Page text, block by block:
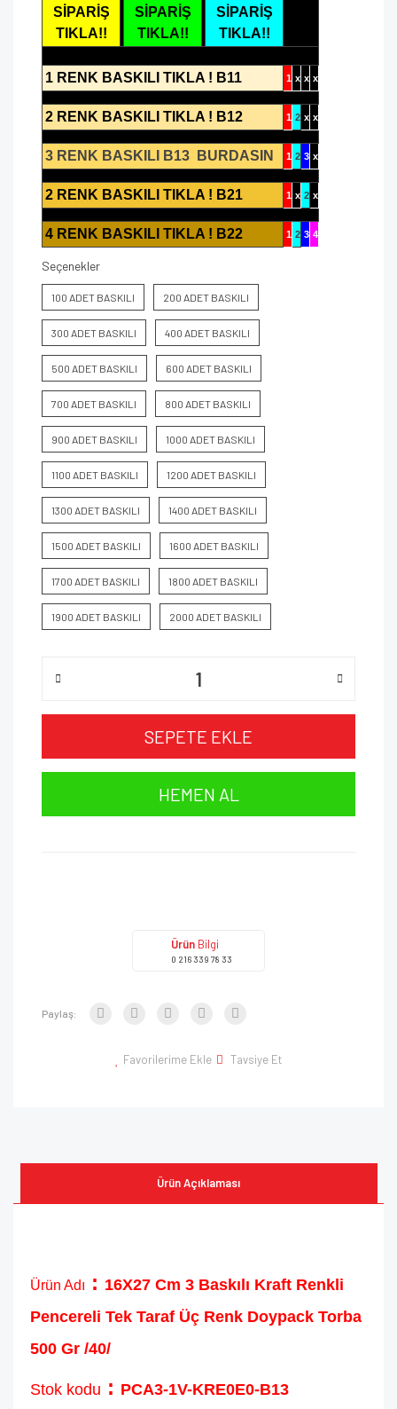
SİPARİŞ
TIKLA!!
SİPARİŞ
TIKLA!!
SİPARİŞ
TIKLA!!
1 RENK BASKILI TIKLA ! B11 1 x x x
2 RENK BASKILI TIKLA ! B12 1 2 x x
3 RENK BASKILI B13 BURDASIN 1 2 3 x
2 RENK BASKILI TIKLA ! B21 1 x 2 x
4 RENK BASKILI TIKLA ! B22 1 2 3 4
Seçenekler
100 ADET BASKILI 200 ADET BASKILI
300 ADET BASKILI 400 ADET BASKILI
500 ADET BASKILI 600 ADET BASKILI
700 ADET BASKILI 800 ADET BASKILI
900 ADET BASKILI 1000 ADET BASKILI
1100 ADET BASKILI 1200 ADET BASKILI
1300 ADET BASKILI 1400 ADET BASKILI
1500 ADET BASKILI 1600 ADET BASKILI
1700 ADET BASKILI 1800 ADET BASKILI
1900 ADET BASKILI 2000 ADET BASKILI
SEPETE EKLE
HEMEN AL
Ürün Bilgi
0 216 339 78 33
Paylaş:
Favorilerime Ekle Tavsiye Et
Ürün Açıklaması
Ürün Adı : 16X27 Cm 3 Baskılı Kraft Renkli
Pencereli Tek Taraf Üç Renk Doypack Torba
500 Gr /40/
Stok kodu : PCA3-1V-KRE0E0-B13